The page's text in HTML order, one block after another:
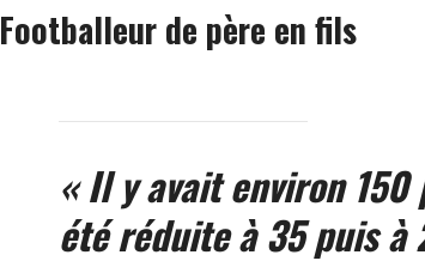
Footballeur de père en fils
« Il y avait environ
été réduite à 35 puis à